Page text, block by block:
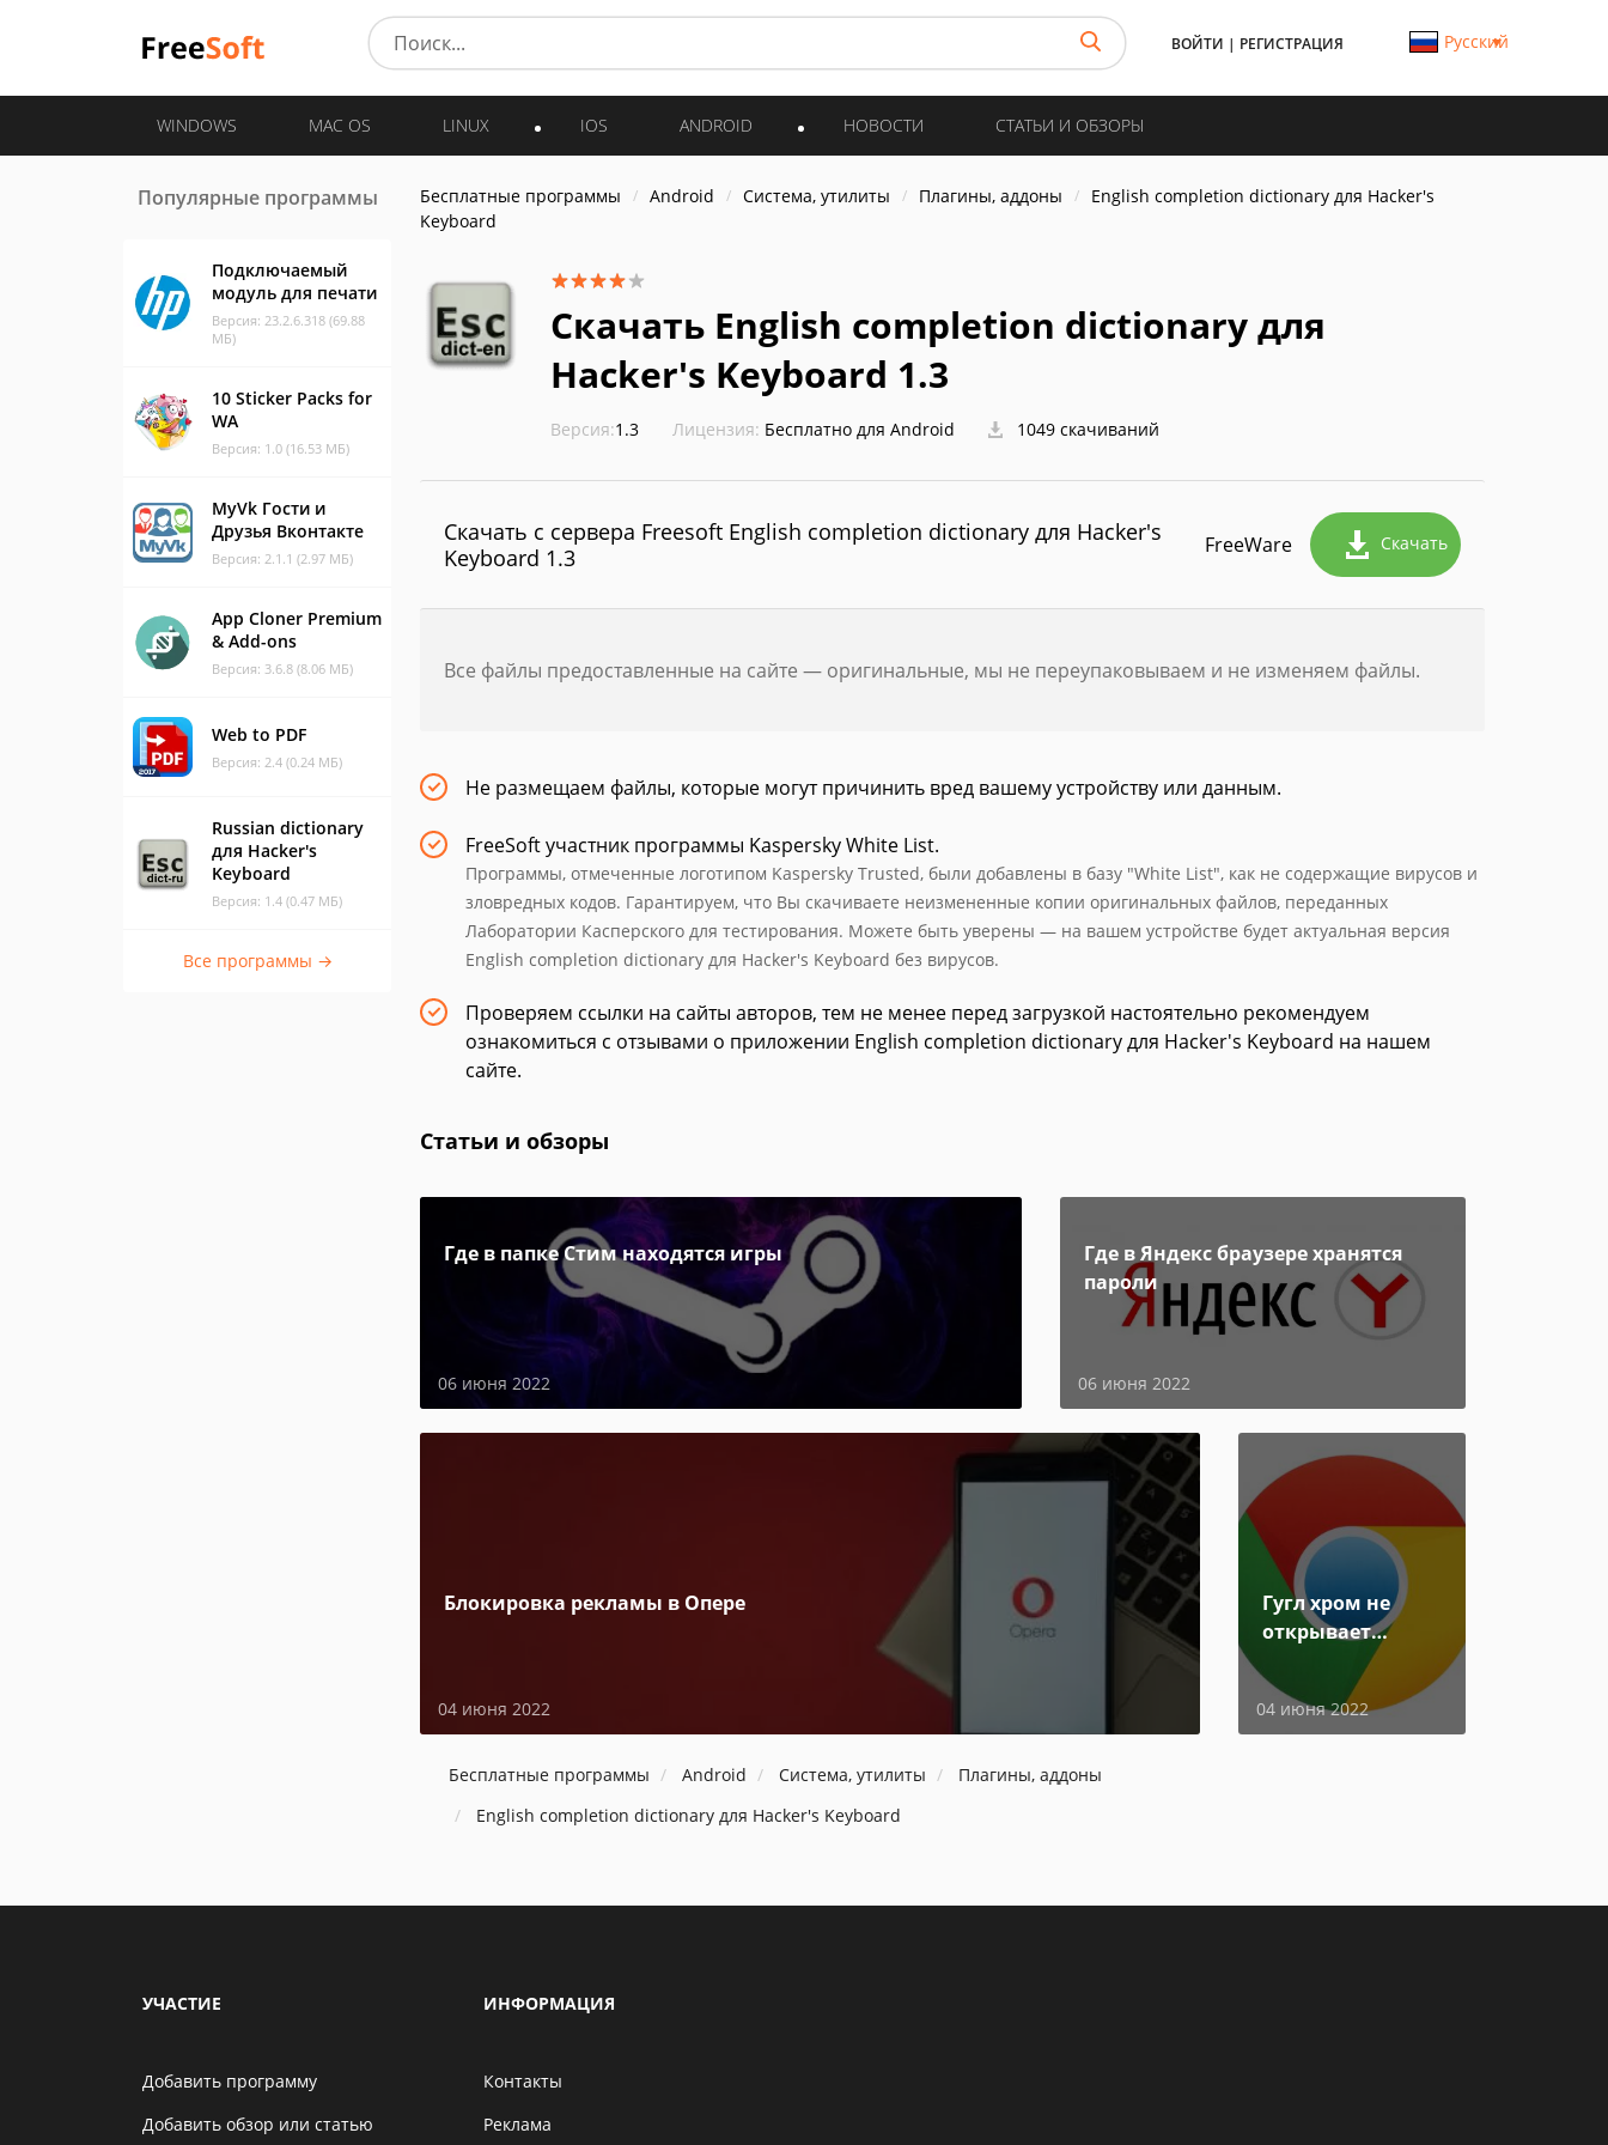
ВОЙТИ | РЕГИСТРАЦИЯ Русский
WINDOWS MAC OS LINUX IOS ANDROID НОВОСТИ СТАТЬИ И ОБЗОРЫ
Популярные программы
Подключаемый
модуль для печати
Версия: 23.2.6.318 (69.88
МБ)
10 Sticker Packs for
WA
Версия: 1.0 (16.53 МБ)
MyVk Гости и
Друзья Вконтакте
Версия: 2.1.1 (2.97 МБ)
App Cloner Premium
& Add-ons
Версия: 3.6.8 (8.06 МБ)
Web to PDF
Версия: 2.4 (0.24 МБ)
Russian dictionary
для Hacker's
Keyboard
Версия: 1.4 (0.47 МБ)
Все программы →
Бесплатные программы Android Система, утилиты Плагины, аддоны
English completion dictionary для Hacker's
Keyboard
Скачать English completion dictionary для
Hacker's Keyboard 1.3
Версия:1.3 Лицензия: Бесплатно для Android 1049 скачиваний
Скачать с сервера Freesoft English completion dictionary для Hacker's
Keyboard 1.3
FreeWare Скачать
Все файлы предоставленные на сайте — оригинальные, мы не переупаковываем и не изменяем файлы.
Не размещаем файлы, которые могут причинить вред вашему устройству или данным.
FreeSoft участник программы Kaspersky White List.
Программы, отмеченные логотипом Kaspersky Trusted, были добавлены в базу "White List", как не содержащие вирусов и
зловредных кодов. Гарантируем, что Вы скачиваете неизмененные копии оригинальных файлов, переданных
Лаборатории Касперского для тестирования. Можете быть уверены — на вашем устройстве будет актуальная версия
English completion dictionary для Hacker's Keyboard без вирусов.
Проверяем ссылки на сайты авторов, тем не менее перед загрузкой настоятельно рекомендуем
ознакомиться с отзывами о приложении English completion dictionary для Hacker's Keyboard на нашем
сайте.
Статьи и обзоры
Где в папке Стим находятся игры
06 июня 2022
Где в Яндекс браузере хранятся
пароли
06 июня 2022
Блокировка рекламы в Опере
04 июня 2022
Гугл хром не
открывает
04 июня 2022
Бесплатные программы Android Система, утилиты
Плагины, аддоны
English completion dictionary для Hacker's Keyboard
УЧАСТИЕ
Добавить программу
Добавить обзор или статью
ИНФОРМАЦИЯ
Контакты
Реклама